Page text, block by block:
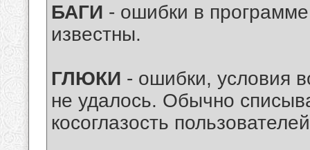
БАГИ - ошибки в
известны.
ГЛЮКИ - ошибки, условия
не удалось. Обычно
косоглазость пользователей